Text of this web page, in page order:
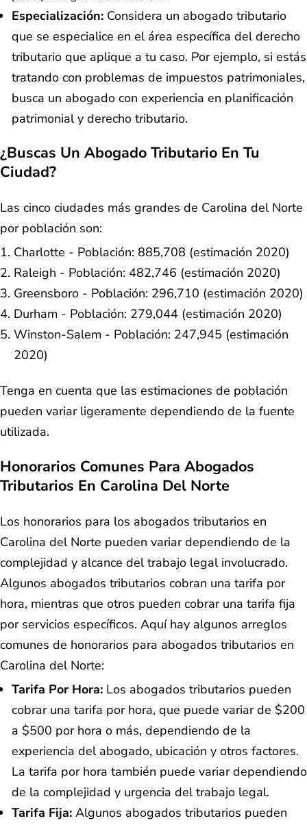
Especialización: Considera un abogado tributario
que se especialice en el área específica del derecho
tributario que aplique a tu caso. Por ejemplo, si estás
tratando con problemas de impuestos patrimoniales,
busca un abogado con experiencia en planificación
patrimonial y derecho tributario.
¿Buscas Un Abogado Tributario En Tu
Ciudad?
Las cinco ciudades más grandes de Carolina del Norte
por población son:
Charlotte - Población: 885,708 (estimación 2020)
Raleigh - Población: 482,746 (estimación 2020)
Greensboro - Población: 296,710 (estimación 2020)
Durham - Población: 279,044 (estimación 2020)
Winston-Salem - Población: 247,945 (estimación
2020)
Tenga en cuenta que las estimaciones de población
pueden variar ligeramente dependiendo de la fuente
utilizada.
Honorarios Comunes Para Abogados
Tributarios En Carolina Del Norte
Los honorarios para los abogados tributarios en
Carolina del Norte pueden variar dependiendo de la
complejidad y alcance del trabajo legal involucrado.
Algunos abogados tributarios cobran una tarifa por
hora, mientras que otros pueden cobrar una tarifa fija
por servicios específicos. Aquí hay algunos arreglos
comunes de honorarios para abogados tributarios en
Carolina del Norte:
Tarifa Por Hora: Los abogados tributarios pueden
cobrar una tarifa por hora, que puede variar de $200
a $500 por hora o más, dependiendo de la
experiencia del abogado, ubicación y otros factores.
La tarifa por hora también puede variar dependiendo
de la complejidad y urgencia del trabajo legal.
Tarifa Fija: Algunos abogados tributarios pueden